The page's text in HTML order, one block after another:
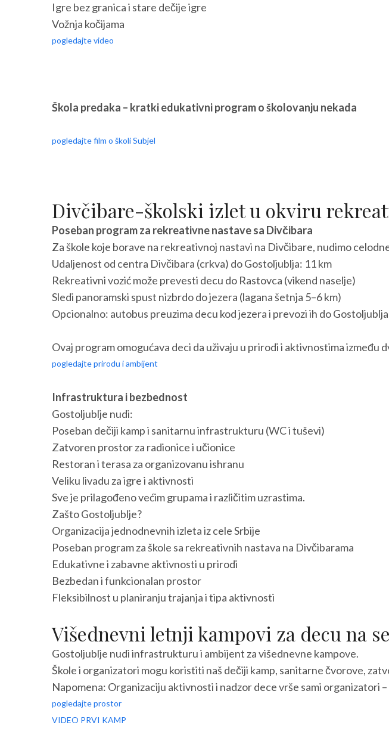
Igre bez granica i stare dečije igre
Vožnja kočijama
pogledajte video
Škola predaka – kratki edukativni program o školovanju nekada
pogledajte film o školi Subjel
Divčibare-školski izlet u okviru
Poseban program za rekreativne nastave sa Divčibara
Za škole koje borave na rekreativnoj nastavi na Divčibare, nudimo
Udaljenost od centra Divčibara (crkva) do Gostoljublja: 11 km
Rekreativni vozić može prevesti decu do Rastovca (vikend naselje)
Sledi panoramski spust nizbrdo do jezera (lagana šetnja 5–6 km)
Opcionalno: autobus preuzima decu kod jezera i prevozi ih do Gostoljublja
Ovaj program omogućava deci da uživaju u prirodi i aktivnostima između
pogledajte prirodu i ambijent
Infrastruktura i bezbednost
Gostoljublje nudi:
Poseban dečiji kamp i sanitarnu infrastrukturu (WC i tuševi)
Zatvoren prostor za radionice i učionice
Restoran i terasa za organizovanu ishranu
Veliku livadu za igre i aktivnosti
Sve je prilagođeno većim grupama i različitim uzrastima.
Zašto Gostoljublje?
Organizacija jednodnevnih izleta iz cele Srbije
Poseban program za škole sa rekreativnih nastava na Divčibarama
Edukativne i zabavne aktivnosti u prirodi
Bezbedan i funkcionalan prostor
Fleksibilnost u planiranju trajanja i tipa aktivnosti
Višednevni letnji kampovi za decu na
Gostoljublje nudi infrastrukturu i ambijent za višednevne kampove.
Škole i organizatori mogu koristiti naš dečiji kamp, sanitarne čvorove,
Napomena: Organizaciju aktivnosti i nadzor dece vrše sami organizatori
pogledajte prostor
VIDEO PRVI KAMP